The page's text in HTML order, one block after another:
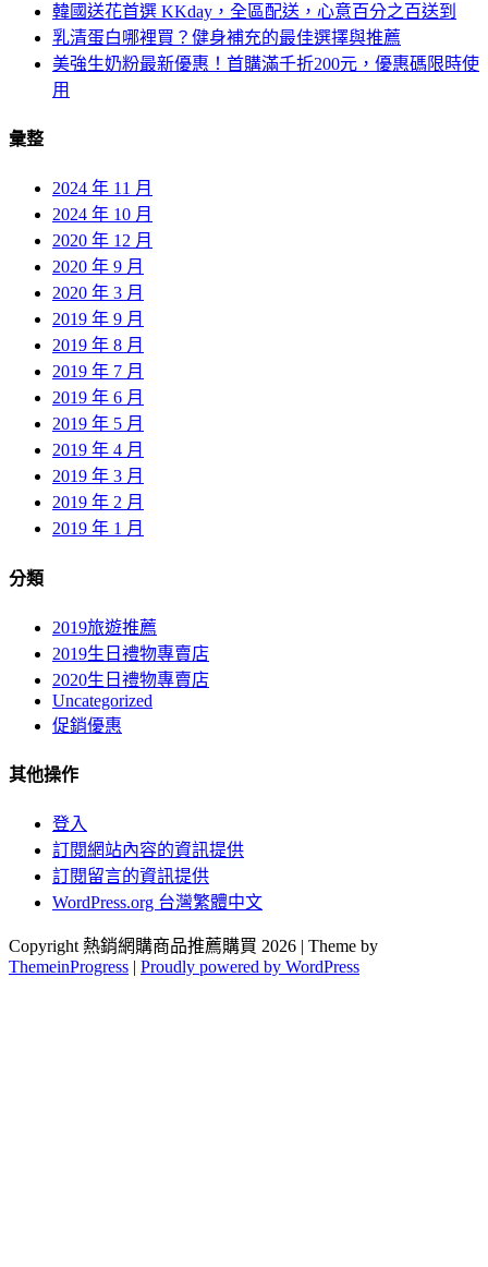
韓國送花首選 KKday，全區配送，心意百分之百送到
乳清蛋白哪裡買？健身補充的最佳選擇與推薦
美強生奶粉最新優惠！首購滿千折200元，優惠碼限時使
用
彙整
2024 年 11 月
2024 年 10 月
2020 年 12 月
2020 年 9 月
2020 年 3 月
2019 年 9 月
2019 年 8 月
2019 年 7 月
2019 年 6 月
2019 年 5 月
2019 年 4 月
2019 年 3 月
2019 年 2 月
2019 年 1 月
分類
2019旅遊推薦
2019生日禮物專賣店
2020生日禮物專賣店
Uncategorized
促銷優惠
其他操作
登入
訂閱網站內容的資訊提供
訂閱留言的資訊提供
WordPress.org 台灣繁體中文
Copyright 熱銷網購商品推薦購買 2026 | Theme by
ThemeinProgress | Proudly powered by WordPress